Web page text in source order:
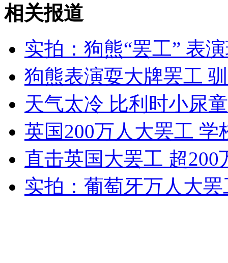
山西运城恶犬咬伤多人 警民合力深夜将其击毙
女孩北京地铁殴打老人 痛下狠手拳打脚踢
无痛分娩是否安全 医生回应
外交部：反对强权政治霸凌主义
外交部：有关国家言论片面不公正
相关报道
实拍：狗熊“罢工” 表
狗熊表演耍大牌罢工
天气太冷 比利时小尿
英国200万人大罢工
直击英国大罢工 超200
实拍：葡萄牙万人大